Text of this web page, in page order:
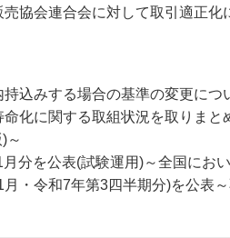
協会連合会に対して取引適正化
込みする場合の基準の変更に
化に関する取組状況を取りま
～
分を公表(試験運用)～全国にお
・令和7年第3四半期分)を公表